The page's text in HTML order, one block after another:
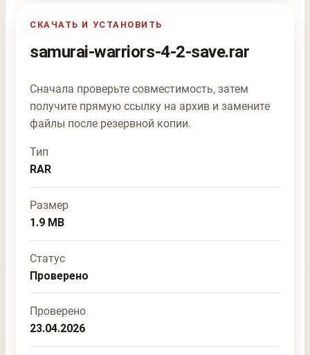
СКАЧАТЬ И УСТАНОВИТЬ
samurai-warriors-4-2-save.rar
Сначала проверьте совместимость, затем
получите прямую ссылку на архив и замените
файлы после резервной копии.
Тип
RAR
Размер
1.9 MB
Статус
Проверено
Проверено
23.04.2026